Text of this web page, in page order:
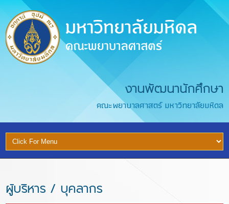
งานพัฒนานักศึกษา
คณะพยาบาลศาสตร์ มหาวิทยาลัยมหิดล
ผู้บริหาร / บุคลากร